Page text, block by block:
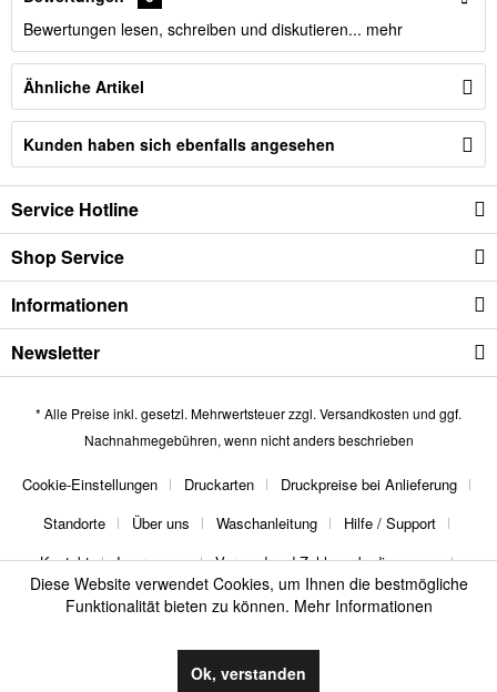
Bewertungen lesen, schreiben und diskutieren... mehr
Ähnliche Artikel
Kunden haben sich ebenfalls angesehen
Service Hotline
Shop Service
Informationen
Newsletter
* Alle Preise inkl. gesetzl. Mehrwertsteuer zzgl. Versandkosten und ggf.
Nachnahmegebühren, wenn nicht anders beschrieben
Cookie-Einstellungen Druckarten
Druckpreise bei Anlieferung
Standorte
Über uns Waschanleitung
Hilfe / Support
Kontakt
Impressum
Versand und Zahlungsbedingungen
Widerrufsrecht
Datenschutz
AGB
Diese Website verwendet Cookies, um Ihnen die bestmögliche
Funktionalität bieten zu können. Mehr Informationen
Ok, verstanden